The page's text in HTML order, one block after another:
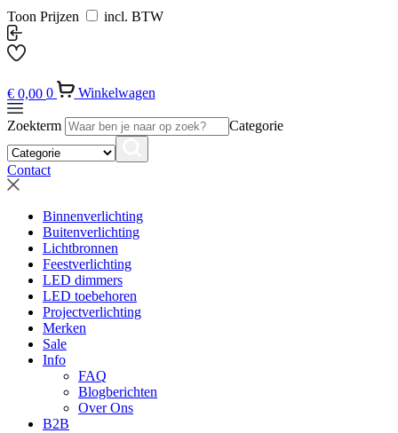
Toon Prijzen incl. BTW
€ 0,00 0 Winkelwagen
Zoekterm Categorie
Contact
Binnenverlichting
Buitenverlichting
Lichtbronnen
Feestverlichting
LED dimmers
LED toebehoren
Projectverlichting
Merken
Sale
Info
FAQ
Blogberichten
Over Ons
B2B